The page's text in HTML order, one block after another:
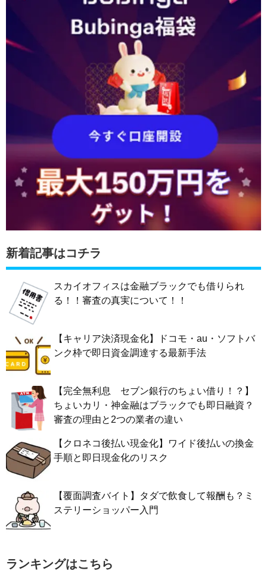
新着記事はコチラ
スカイオフィスは金融ブラックでも借りられ
る！！審査の真実について！！
【キャリア決済現金化】ドコモ・au・ソフトバ
ンク枠で即日資金調達する最新手法
【完全無利息 セブン銀行のちょい借り！？】
ちょいカリ・神金融はブラックでも即日融資？
審査の理由と2つの業者の違い
【クロネコ後払い現金化】ワイド後払いの換金
手順と即日現金化のリスク
【覆面調査バイト】タダで飲食して報酬も？ミ
ステリーショッパー入門
ランキングはこちら